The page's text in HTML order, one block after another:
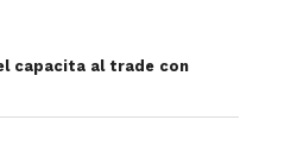
capacita al trade con